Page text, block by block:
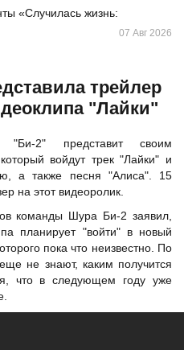
«Случилась жизнь:
07 Авг 2026
трейлер
"Лайки"
"Би-2" представит своим
войдут трек "Лайки" и
а также песня "Алиса". 15
на этот видеоролик.
команды Шура Би-2 заявил,
планирует "войти" в новый
пока что неизвестно. По
не знают, каким получится
что в следующем году уже